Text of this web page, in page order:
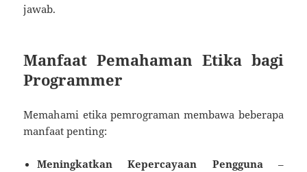
jawab.
Manfaat Pemahaman Etika bagi
Programmer
Memahami etika pemrograman membawa beberapa
manfaat penting:
Meningkatkan Kepercayaan Pengguna –